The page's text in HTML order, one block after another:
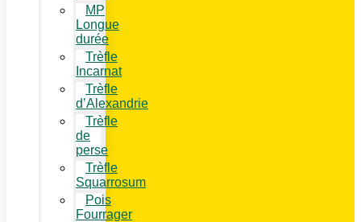
MP
Longue
durée
Trèfle
Incarnat
Trèfle
d’Alexandrie
Trèfle
de
perse
Trèfle
Squarrosum
Pois
Fourrager